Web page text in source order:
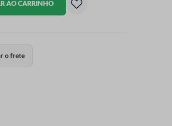
AO CARRINHO
o frete